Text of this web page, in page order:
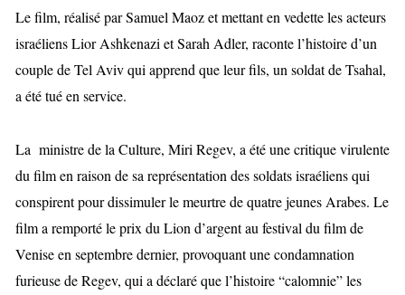
Le film, réalisé par Samuel Maoz et mettant en vedette les acteurs
israéliens Lior Ashkenazi et Sarah Adler, raconte l’histoire d’un
couple de Tel Aviv qui apprend que leur fils, un soldat de Tsahal,
a été tué en service.
La ministre de la Culture, Miri Regev, a été une critique virulente
du film en raison de sa représentation des soldats israéliens qui
conspirent pour dissimuler le meurtre de quatre jeunes Arabes. Le
film a remporté le prix du Lion d’argent au festival du film de
Venise en septembre dernier, provoquant une condamnation
furieuse de Regev, qui a déclaré que l’histoire “calomnie” les